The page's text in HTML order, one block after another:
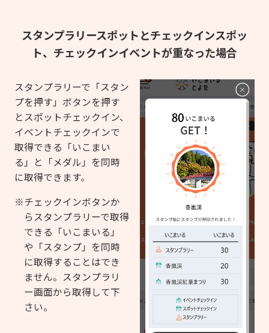
スタンプラリースポットとチェックインスポッ
ト、 チェックインイベントが重なった場合
スタンプラリーで「スタン
プを押す」ボタンを押す
とスポットチェックイン、
イベントチェックインで
取得できる「いこまい
る」と「メダル」を同時
に取得できます。
※チェックインボタンか
らスタンプラリーで取得
できる「いこまいる」
や「スタンプ」を同時
に取得することはでき
ません。スタンプラリ
ー画面から取得して下
さい。